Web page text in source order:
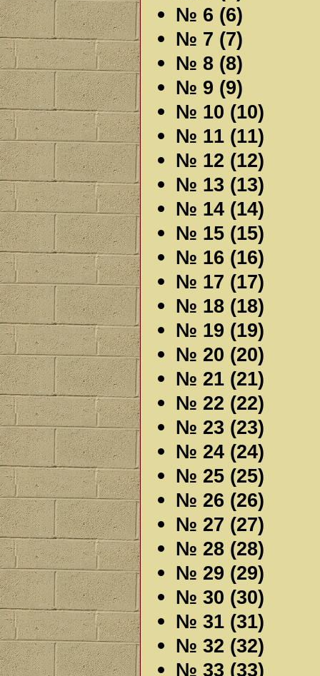
№ 6 (6)
№ 7 (7)
№ 8 (8)
№ 9 (9)
№ 10 (10)
№ 11 (11)
№ 12 (12)
№ 13 (13)
№ 14 (14)
№ 15 (15)
№ 16 (16)
№ 17 (17)
№ 18 (18)
№ 19 (19)
№ 20 (20)
№ 21 (21)
№ 22 (22)
№ 23 (23)
№ 24 (24)
№ 25 (25)
№ 26 (26)
№ 27 (27)
№ 28 (28)
№ 29 (29)
№ 30 (30)
№ 31 (31)
№ 32 (32)
№ 33 (33)